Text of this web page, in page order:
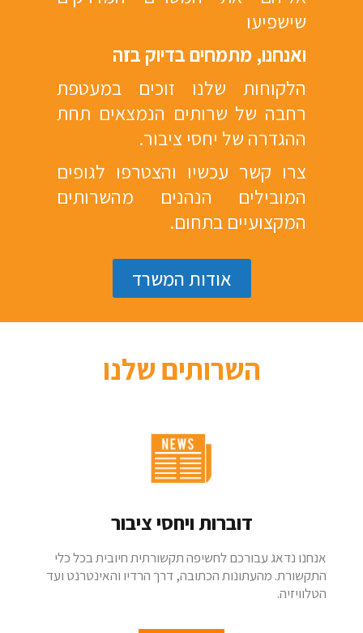
שישפיעו
ואנחנו, מתמחים בדיוק בזה
הלקוחות שלנו זוכים במעטפת
רחבה של שרותים הנמצאים תחת
ההגדרה של יחסי ציבור.
צרו קשר עכשיו והצטרפו לגופים
המובילים הנהנים מהשרותים
המקצועיים בתחום.
אודות המשרד
השרותים שלנו
דוברות ויחסי ציבור
אנחנו נדאג עבורכם לחשיפה תקשורתית חיובית בכל כלי
התקשורת. מהעתונות הכתובה, דרך הרדיו והאינטרנט ועד
הטלוויזיה.